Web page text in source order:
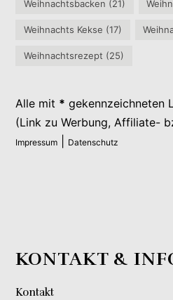
Weihnachtsbacken (21)
Weihnachts Kekse (17)
Weihnachtsrezept (25)
Alle mit * gekennzeichneten
(Link zu Werbung, Affiliate-
Impressum Datenschutz
KONTAKT &
Kontakt